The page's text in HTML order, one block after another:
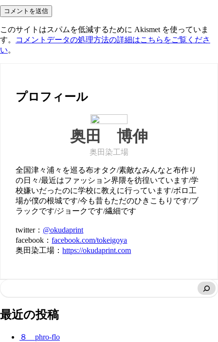
このサイトはスパムを低減するために Akismet を使っていま
す。
コメントデータの処理方法の詳細はこちらをご覧くださ
い。
プロフィール
奥田 博伸
奥田染工場
全国津々浦々を巡る布オタク/素敵なみんなと布作り
の日々/最近はファッション界隈を彷徨いています/学
校嫌いだったのに学校に教えに行っています/ボロ工
場が僕の根城です/今も昔もただのひきこもりです/ブ
ラックです/ジョークです/繊細です
twitter： @okudaprint
facebook：facebook.com/tokeigoya
奥田染工場：https://okudaprint.com
最近の投稿
８ phro-flo